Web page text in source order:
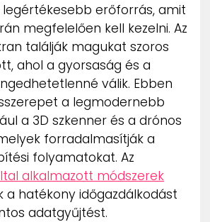
legértékesebb erőforrás, amit
megfelelően kell kezelni. Az
találják magukat szoros
ahol a gyorsaság és a
válik. Ebben
a legmodernebb
a 3D szkenner és a drónos
forradalmasítják a
folyamatokat. Az
alkalmazott módszerek
a hatékony időgazdálkodást
adatgyűjtést.